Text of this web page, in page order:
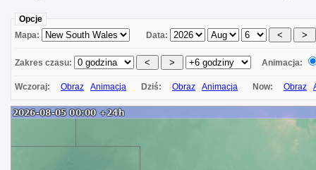
Opcje
Mapa:
Data:
Zakres czasu: Animacja:
Wczoraj: Obraz Animacja Dziś: Obraz Animacja Now: Obraz